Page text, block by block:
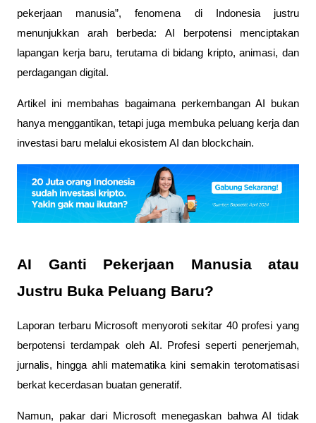
pekerjaan manusia”, fenomena di Indonesia justru
menunjukkan arah berbeda: AI berpotensi menciptakan
lapangan kerja baru, terutama di bidang kripto, animasi, dan
perdagangan digital.
Artikel ini membahas bagaimana perkembangan AI bukan
hanya menggantikan, tetapi juga membuka peluang kerja dan
investasi baru melalui ekosistem AI dan blockchain.
AI Ganti Pekerjaan Manusia atau
Justru Buka Peluang Baru?
Laporan terbaru Microsoft menyoroti sekitar 40 profesi yang
berpotensi terdampak oleh AI. Profesi seperti penerjemah,
jurnalis, hingga ahli matematika kini semakin terotomatisasi
berkat kecerdasan buatan generatif.
Namun, pakar dari Microsoft menegaskan bahwa AI tidak